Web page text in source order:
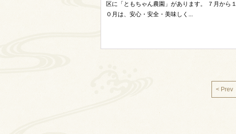
区に「ともちゃん農園」があります。 ７月から１
０月は、安心・安全・美味しく...
< Prev